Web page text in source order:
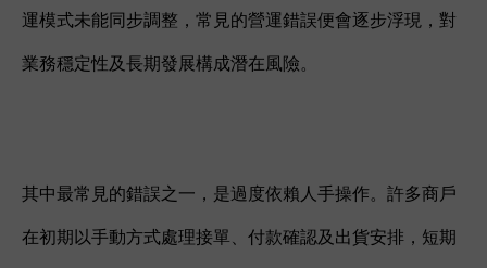
運模式未能同步調整，常見的營運錯誤便會逐步浮現，對
業務穩定性及長期發展構成潛在風險。
其中最常見的錯誤之一，是過度依賴人手操作。許多商戶
在初期以手動方式處理接單、付款確認及出貨安排，短期